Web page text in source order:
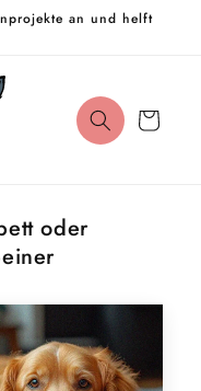
an und helft
Warenkorb
oder